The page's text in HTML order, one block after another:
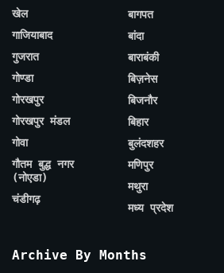
खेल
गाजियाबाद
गुजरात
गोण्डा
गोरखपुर
गोरखपुर मंडल
गोवा
गौतम बुद्ध नगर
(नोएडा)
चंडीगढ़
बागपत
बांदा
बाराबंकी
बिज़नेस
बिजनौर
बिहार
बुलंदशहर
मणिपुर
मथुरा
मध्य प्रदेश
Archive By Months